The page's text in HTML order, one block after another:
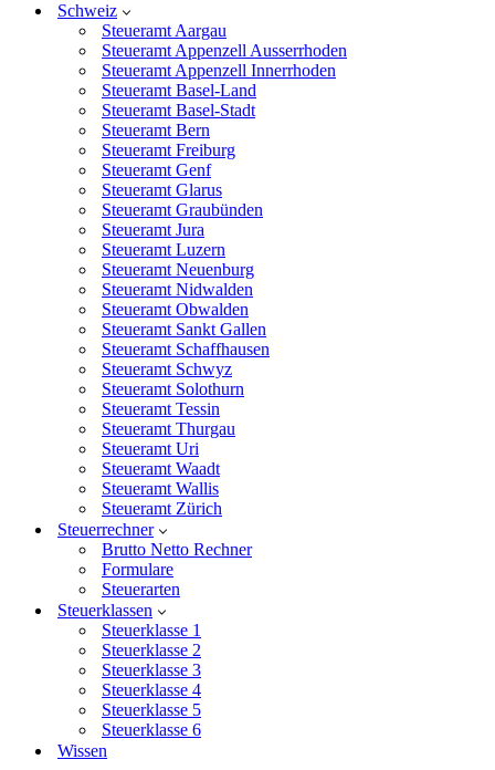
Schweiz
Steueramt Aargau
Steueramt Appenzell Ausserrhoden
Steueramt Appenzell Innerrhoden
Steueramt Basel-Land
Steueramt Basel-Stadt
Steueramt Bern
Steueramt Freiburg
Steueramt Genf
Steueramt Glarus
Steueramt Graubünden
Steueramt Jura
Steueramt Luzern
Steueramt Neuenburg
Steueramt Nidwalden
Steueramt Obwalden
Steueramt Sankt Gallen
Steueramt Schaffhausen
Steueramt Schwyz
Steueramt Solothurn
Steueramt Tessin
Steueramt Thurgau
Steueramt Uri
Steueramt Waadt
Steueramt Wallis
Steueramt Zürich
Steuerrechner
Brutto Netto Rechner
Formulare
Steuerarten
Steuerklassen
Steuerklasse 1
Steuerklasse 2
Steuerklasse 3
Steuerklasse 4
Steuerklasse 5
Steuerklasse 6
Wissen